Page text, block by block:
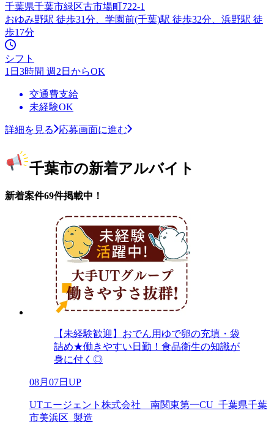
千葉県千葉市緑区古市場町722-1
おゆみ野駅 徒歩31分、学園前(千葉)駅 徒歩32分、浜野駅 徒
歩17分
シフト
1日3時間 週2日からOK
交通費支給
未経験OK
詳細を見る 応募画面に進む
千葉市の新着アルバイト
新着案件69件掲載中！
【未経験歓迎】おでん用ゆで卵の充填・袋
詰め★働きやすい日勤！食品衛生の知識が
身に付く◎
08月07日UP
UTエージェント株式会社 南関東第一CU_千葉県千葉
市美浜区_製造